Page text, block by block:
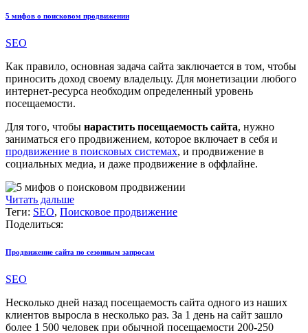
5 мифов о поисковом продвижении
SEO
Как правило, основная задача сайта заключается в том, чтобы
приносить доход своему владельцу. Для монетизации любого
интернет-ресурса необходим определенный уровень
посещаемости.
Для того, чтобы нарастить посещаемость сайта, нужно
заниматься его продвижением, которое включает в себя и
продвижение в поисковых системах, и продвижение в
социальных медиа, и даже продвижение в оффлайне.
Читать дальше
Теги: SEO, Поисковое продвижение
Поделиться:
Продвижение сайта по сезонным запросам
SEO
Несколько дней назад посещаемость сайта одного из наших
клиентов выросла в несколько раз. За 1 день на сайт зашло
более 1 500 человек при обычной посещаемости 200-250